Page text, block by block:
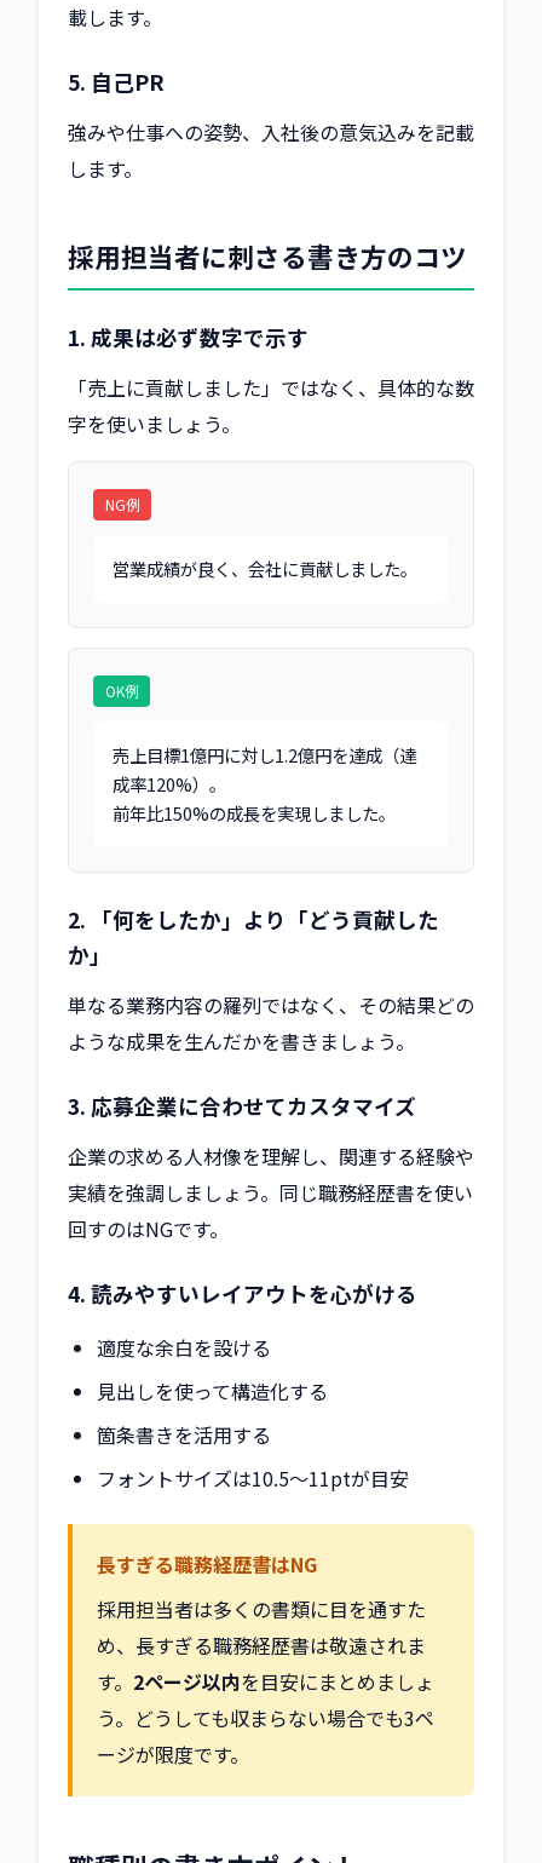
載します。
5. 自己PR
強みや仕事への姿勢、入社後の意気込みを記載
します。
採用担当者に刺さる書き方のコツ
1. 成果は必ず数字で示す
「売上に貢献しました」ではなく、具体的な数
字を使いましょう。
NG例
営業成績が良く、会社に貢献しました。
OK例
売上目標1億円に対し1.2億円を達成（達
成率120%）。
前年比150%の成長を実現しました。
2. 「何をしたか」より「どう貢献した
か」
単なる業務内容の羅列ではなく、その結果どの
ような成果を生んだかを書きましょう。
3. 応募企業に合わせてカスタマイズ
企業の求める人材像を理解し、関連する経験や
実績を強調しましょう。同じ職務経歴書を使い
回すのはNGです。
4. 読みやすいレイアウトを心がける
適度な余白を設ける
見出しを使って構造化する
箇条書きを活用する
フォントサイズは10.5〜11ptが目安
長すぎる職務経歴書はNG
採用担当者は多くの書類に目を通すた
め、長すぎる職務経歴書は敬遠されま
す。 2ページ以内を目安にまとめましょ
う。どうしても収まらない場合でも3ペ
ージが限度です。